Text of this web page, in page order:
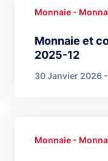
Monnaie et
2025-12
Monnaie -
30 Janvier 2026
Monnaie -